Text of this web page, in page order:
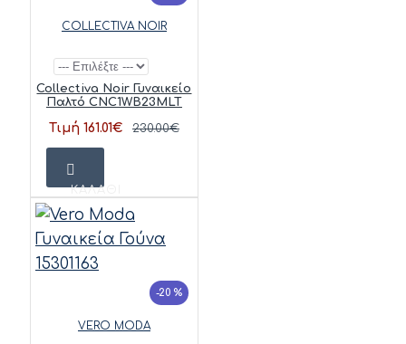
COLLECTIVA NOIR
Collectiva Noir Γυναικείο
Παλτό CNC1WB23MLT
Τιμή 161.01€ 230.00€
ΚΑΛΆΘΙ
-20 %
VERO MODA